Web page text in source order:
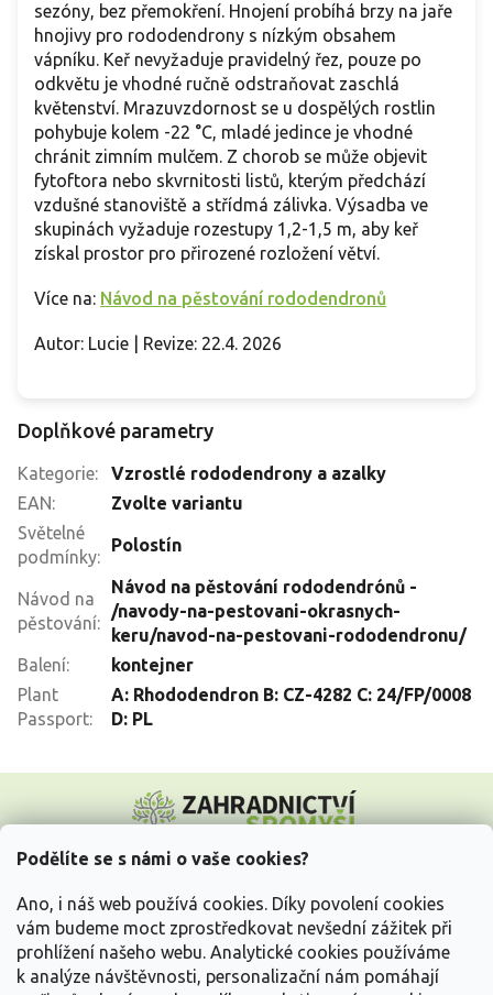
Podělíte se s námi o vaše cookies?
Ano, i náš web používá cookies. Díky povolení cookies
vám budeme moct zprostředkovat nevšední zážitek při
prohlížení našeho webu. Analytické cookies používáme
k analýze návštěvnosti, personalizační nám pomáhají
sezóny, bez přemokření. Hnojení probíhá brzy na jaře
hnojivy pro rododendrony s nízkým obsahem
vápníku. Keř nevyžaduje pravidelný řez, pouze po
odkvětu je vhodné ručně odstraňovat zaschlá
květenství. Mrazuvzdornost se u dospělých rostlin
pohybuje kolem -22 °C, mladé jedince je vhodné
chránit zimním mulčem. Z chorob se může objevit
fytoftora nebo skvrnitosti listů, kterým předchází
vzdušné stanoviště a střídmá zálivka. Výsadba ve
skupinách vyžaduje rozestupy 1,2-1,5 m, aby keř
získal prostor pro přirozené rozložení větví.
Více na: Návod na pěstování rododendronů
Autor: Lucie | Revize: 22.4. 2026
Doplňkové parametry
Kategorie:
Vzrostlé rododendrony a azalky
EAN:
Zvolte variantu
Světelné
podmínky:
Polostín
Návod na
pěstování:
Návod na pěstování rododendrónů -
/navody-na-pestovani-okrasnych-
keru/navod-na-pestovani-rododendronu/
Balení:
kontejner
Plant
Passport:
A: Rhododendron B: CZ-4282 C: 24/FP/0008
D: PL
p
Vše o nákupu
Informace pro Vás